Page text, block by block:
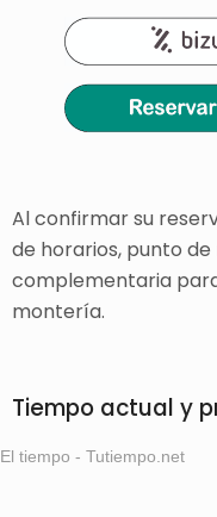
Al confirmar su
de horarios, punto
complementaria
montería.
Tiempo actual y
El tiempo - Tutiempo.net